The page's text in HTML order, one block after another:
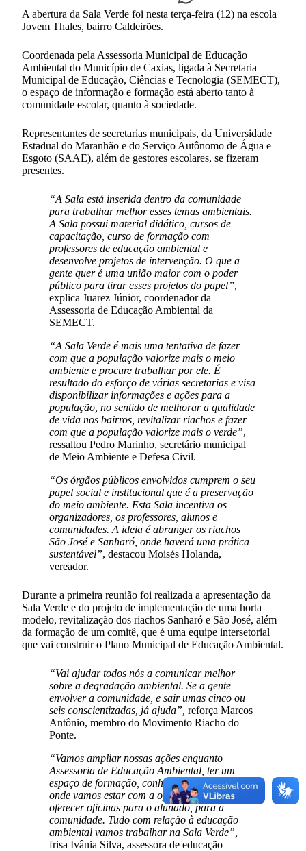
A abertura da Sala Verde foi nesta terça-feira (12) na escola
Jovem Thales, bairro Caldeirões.
Coordenada pela Assessoria Municipal de Educação
Ambiental do Município de Caxias, ligada à Secretaria
Municipal de Educação, Ciências e Tecnologia (SEMECT),
o espaço de informação e formação está aberto tanto à
comunidade escolar, quanto à sociedade.
Representantes de secretarias municipais, da Universidade
Estadual do Maranhão e do Serviço Autônomo de Água e
Esgoto (SAAE), além de gestores escolares, se fizeram
presentes.
“A Sala está inserida dentro da comunidade
para trabalhar melhor esses temas ambientais.
A Sala possui material didático, cursos de
capacitação, curso de formação com
professores de educação ambiental e
desenvolve projetos de intervenção. O que a
gente quer é uma união maior com o poder
público para tirar esses projetos do papel”,
explica Juarez Júnior, coordenador da
Assessoria de Educação Ambiental da
SEMECT.
“A Sala Verde é mais uma tentativa de fazer
com que a população valorize mais o meio
ambiente e procure trabalhar por ele. É
resultado do esforço de várias secretarias e visa
disponibilizar informações e ações para a
população, no sentido de melhorar a qualidade
de vida nos bairros, revitalizar riachos e fazer
com que a população valorize mais o verde”,
ressaltou Pedro Marinho, secretário municipal
de Meio Ambiente e Defesa Civil.
“Os órgãos públicos envolvidos cumprem o seu
papel social e institucional que é a preservação
do meio ambiente. Esta Sala incentiva os
organizadores, os professores, alunos e
comunidades. A ideia é abranger os riachos
São José e Sanharó, onde haverá uma prática
sustentável”, destacou Moisés Holanda,
vereador.
Durante a primeira reunião foi realizada a apresentação da
Sala Verde e do projeto de implementação de uma horta
modelo, revitalização dos riachos Sanharó e São José, além
da formação de um comitê, que é uma equipe intersetorial
que vai construir o Plano Municipal de Educação Ambiental.
“Vai ajudar todos nós a comunicar melhor
sobre a degradação ambiental. Se a gente
envolver a comunidade, e sair umas cinco ou
seis conscientizadas, já ajuda”, reforça Marcos
Antônio, membro do Movimento Riacho do
Ponte.
“Vamos ampliar nossas ações enquanto
Assessoria de Educação Ambiental, ter um
espaço de formação, conhecimento e pesquisa,
onde vamos estar com a oportunidade de
oferecer oficinas para o alunado, para a
comunidade. Tudo com relação à educação
ambiental vamos trabalhar na Sala Verde”,
frisa Ivânia Silva, assessora de educação